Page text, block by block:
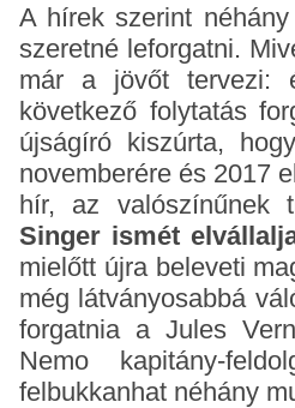
A hírek szerint
szeretné leforgatni.
már a jövőt tervezi:
következő folytatás
újságíró kiszúrta,
novemberére és 2017
hír, az valószínűnek
Singer ismét
mielőtt újra beleveti
még látványosabbá
forgatnia a Jules
Nemo kapitány-
felbukkanhat néhány